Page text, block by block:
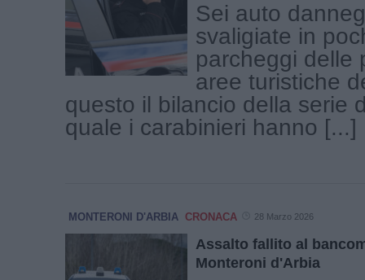
Sei auto
svaligiate in
parcheggi delle
aree turistiche
questo il bilancio della serie
quale i carabinieri hanno [...]
MONTERONI D'ARBIA CRONACA 28 Marzo 2026
Assalto fallito al
Monteroni d'Arbia